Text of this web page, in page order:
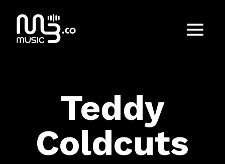
Teddy
Coldcuts